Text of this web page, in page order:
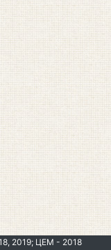
2019; ЦЕМ - 2018